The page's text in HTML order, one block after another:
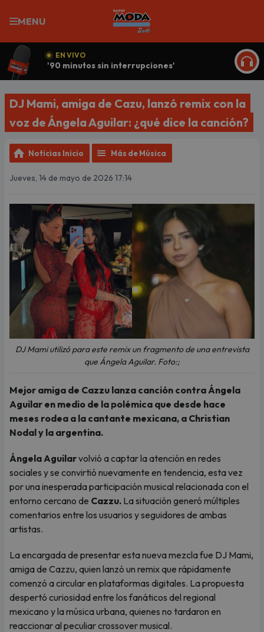
MENU
EN VIVO
'90 minutos sin interrupciones'
DJ Mami, amiga de Cazu, lanzó remix con la
voz de Ángela Aguilar: ¿qué dice la canción?
Noticias Inicio Más de Música
Jueves, 14 de mayo de 2026 17:14
DJ Mami utilizó para este remix un fragmento de una entrevista
que Ángela Aguilar. Foto:;
Mejor amiga de Cazzu lanza canción contra Ángela
Aguilar en medio de la polémica que desde hace
meses rodea a la cantante mexicana, a Christian
Nodal y la argentina.
Ángela Aguilarvolvió a captar la atención en redes
sociales y se convirtió nuevamente en tendencia, esta vez
por una inesperada participación musical relacionada con el
entorno cercano de Cazzu. La situación generó múltiples
comentarios entre los usuarios y seguidores de ambas
artistas.
La encargada de presentar esta nueva mezcla fue DJ Mami,
amiga de Cazzu, quien lanzó un remix que rápidamente
comenzó a circular en plataformas digitales. La propuesta
despertó curiosidad entre los fanáticos del regional
mexicano y la música urbana, quienes no tardaron en
reaccionar al peculiar crossover musical.